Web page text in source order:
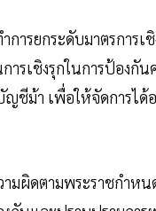
การยกระดับมาตรการ
ารเชิงรุกในการป้อง
ม้า เพื่อให้จัดการได้อ
มผิดตามพระราชกำห